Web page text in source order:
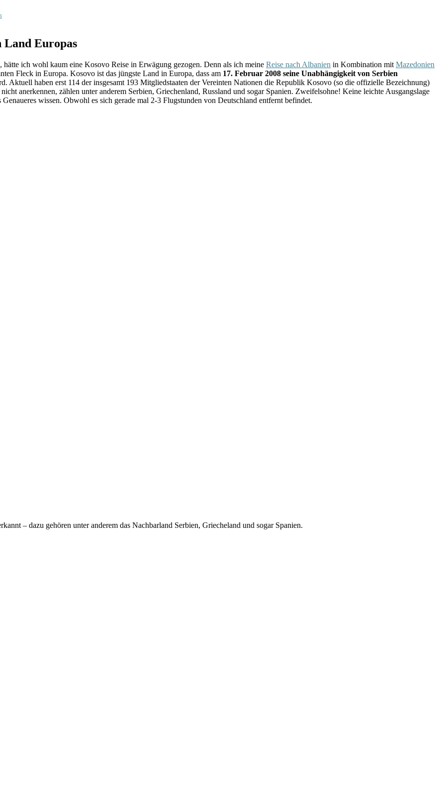
Land Europas
ich wohl kaum eine Kosovo Reise in Erwägung gezogen. Denn als ich meine Reise nach Albanien in Kombination mit Mazedonien
Fleck in Europa. Kosovo ist das jüngste Land in Europa, dass am 17. Februar 2008 seine Unabhängigkeit von Serbien
Aktuell haben erst 114 der insgesamt 193 Mitgliedstaaten der Vereinten Nationen die Republik Kosovo (so die offizielle Bezeichnung)
anerkennen, zählen unter anderem Serbien, Griechenland, Russland und sogar Spanien. Zweifelsohne! Keine leichte Ausgangslage
wissen. Obwohl es sich gerade mal 2-3 Flugstunden von Deutschland entfernt befindet.
– dazu gehören unter anderem das Nachbarland Serbien, Griecheland und sogar Spanien.